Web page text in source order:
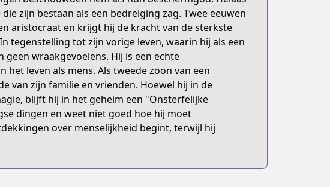
no-majutsushi-ni-naru
zijn bestaan als een bedreiging zag. Twee eeuwen
aristocraat en krijgt hij de kracht van de sterkste
tegenstelling tot zijn vorige leven, waarin hij als een
wraakgevoelens. Hij is een echte
het leven als mens. Als tweede zoon van een
van zijn familie en vrienden. Hoewel hij in de
blijft hij in het geheim een "Onsterfelijke
dingen en weet niet goed hoe hij moet
over menselijkheid begint, terwijl hij